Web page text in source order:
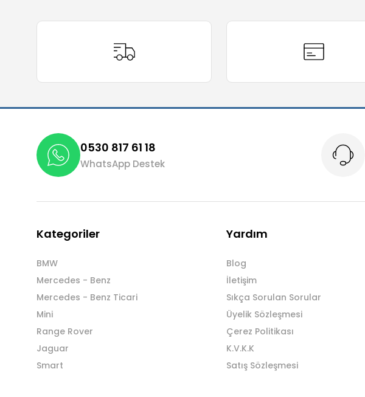
Ürün bilgilerinde hatalar bulunuyor.
Bu ürüne benzer farklı alternatifler olmalı.
0530 817 61 18
WhatsApp Destek
Kategoriler
BMW
Mercedes - Benz
Mercedes - Benz Ticari
Mini
Range Rover
Jaguar
Smart
Yardım
Blog
İletişim
Sıkça Sorulan Sorular
Üyelik Sözleşmesi
Çerez Politikası
K.V.K.K
Satış Sözleşmesi